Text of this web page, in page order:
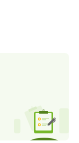
如期地達成您的目
滿意的微笑! ★服務
設計｜ 品牌行銷管